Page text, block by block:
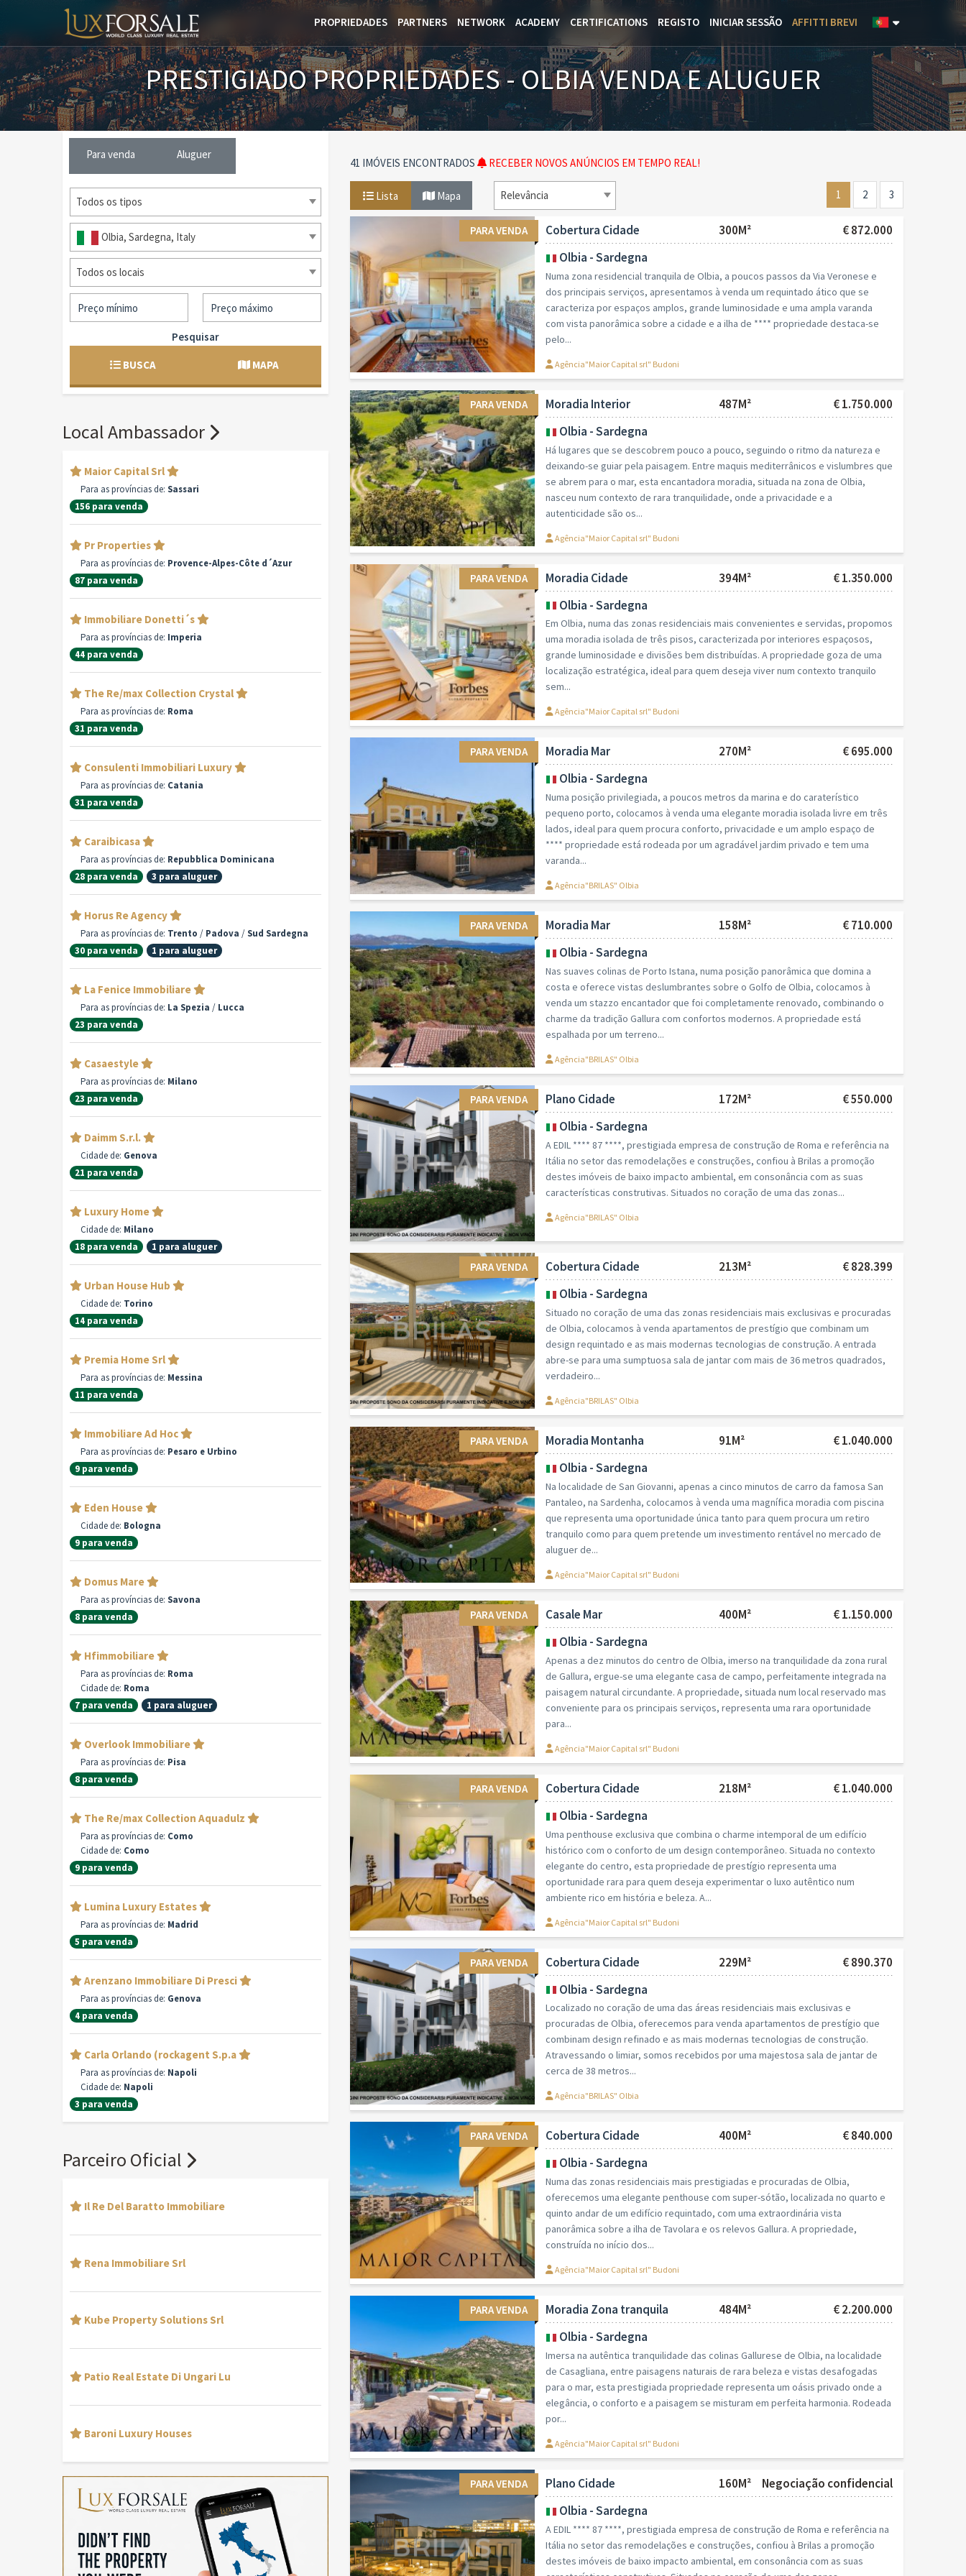
PROPRIEDADES PARTNERS NETWORK ACADEMY CERTIFICATIONS REGISTO INICIAR SESSÃO AFFITTI BREVI
PRESTIGIADO PROPRIEDADES - OLBIA VENDA E ALUGUER
41 IMÓVEIS ENCONTRADOS RECEBER NOVOS ANÚNCIOS EM TEMPO REAL!
Lista Mapa Relevância 1 2 3
PARA VENDA Cobertura Cidade 300M²
€ 872.000
Olbia - Sardegna
Numa zona residencial tranquila de Olbia, a poucos passos da Via Veronese e
dos principais serviços, apresentamos à venda um requintado ático que se
caracteriza por espaços amplos, grande luminosidade e uma ampla varanda
com vista panorâmica sobre a cidade e a ilha de **** propriedade destaca-se
pelo...
Agência"Maior Capital srl" Budoni
PARA VENDA Moradia Interior 487M²
€ 1.750.000
Olbia - Sardegna
Há lugares que se descobrem pouco a pouco, seguindo o ritmo da natureza e
deixando-se guiar pela paisagem. Entre maquis mediterrânicos e vislumbres que
se abrem para o mar, esta encantadora moradia, situada na zona de Olbia,
nasceu num contexto de rara tranquilidade, onde a privacidade e a
autenticidade são os...
Agência"Maior Capital srl" Budoni
PARA VENDA Moradia Cidade 394M²
€ 1.350.000
Olbia - Sardegna
Em Olbia, numa das zonas residenciais mais convenientes e servidas, propomos
uma moradia isolada de três pisos, caracterizada por interiores espaçosos,
grande luminosidade e divisões bem distribuídas. A propriedade goza de uma
localização estratégica, ideal para quem deseja viver num contexto tranquilo
sem...
Agência"Maior Capital srl" Budoni
PARA VENDA Moradia Mar 270M²
€ 695.000
Olbia - Sardegna
Numa posição privilegiada, a poucos metros da marina e do caraterístico
pequeno porto, colocamos à venda uma elegante moradia isolada livre em três
lados, ideal para quem procura conforto, privacidade e um amplo espaço de
**** propriedade está rodeada por um agradável jardim privado e tem uma
varanda...
Agência"BRILAS" Olbia
PARA VENDA Moradia Mar 158M²
€ 710.000
Olbia - Sardegna
Nas suaves colinas de Porto Istana, numa posição panorâmica que domina a
costa e oferece vistas deslumbrantes sobre o Golfo de Olbia, colocamos à
venda um stazzo encantador que foi completamente renovado, combinando o
charme da tradição Gallura com confortos modernos. A propriedade está
espalhada por um terreno...
Agência"BRILAS" Olbia
PARA VENDA Plano Cidade 172M²
€ 550.000
Olbia - Sardegna
A EDIL **** 87 ****, prestigiada empresa de construção de Roma e referência na
Itália no setor das remodelações e construções, confiou à Brilas a promoção
destes imóveis de baixo impacto ambiental, em consonância com as suas
características construtivas. Situados no coração de uma das zonas...
Agência"BRILAS" Olbia
PARA VENDA Cobertura Cidade 213M²
€ 828.399
Olbia - Sardegna
Situado no coração de uma das zonas residenciais mais exclusivas e procuradas
de Olbia, colocamos à venda apartamentos de prestígio que combinam um
design requintado e as mais modernas tecnologias de construção. A entrada
abre-se para uma sumptuosa sala de jantar com mais de 36 metros quadrados,
verdadeiro...
Agência"BRILAS" Olbia
PARA VENDA Moradia Montanha 91M²
€ 1.040.000
Olbia - Sardegna
Na localidade de San Giovanni, apenas a cinco minutos de carro da famosa San
Pantaleo, na Sardenha, colocamos à venda uma magnífica moradia com piscina
que representa uma oportunidade única tanto para quem procura um retiro
tranquilo como para quem pretende um investimento rentável no mercado de
aluguer de...
Agência"Maior Capital srl" Budoni
PARA VENDA Casale Mar 400M²
€ 1.150.000
Olbia - Sardegna
Apenas a dez minutos do centro de Olbia, imerso na tranquilidade da zona rural
de Gallura, ergue-se uma elegante casa de campo, perfeitamente integrada na
paisagem natural circundante. A propriedade, situada num local reservado mas
conveniente para os principais serviços, representa uma rara oportunidade
para...
Agência"Maior Capital srl" Budoni
PARA VENDA Cobertura Cidade 218M²
€ 1.040.000
Olbia - Sardegna
Uma penthouse exclusiva que combina o charme intemporal de um edifício
histórico com o conforto de um design contemporâneo. Situada no contexto
elegante do centro, esta propriedade de prestígio representa uma
oportunidade rara para quem deseja experimentar o luxo autêntico num
ambiente rico em história e beleza. A...
Agência"Maior Capital srl" Budoni
PARA VENDA Cobertura Cidade 229M²
€ 890.370
Olbia - Sardegna
Localizado no coração de uma das áreas residenciais mais exclusivas e
procuradas de Olbia, oferecemos para venda apartamentos de prestígio que
combinam design refinado e as mais modernas tecnologias de construção.
Atravessando o limiar, somos recebidos por uma majestosa sala de jantar de
cerca de 38 metros...
Agência"BRILAS" Olbia
PARA VENDA Cobertura Cidade 400M²
€ 840.000
Olbia - Sardegna
Numa das zonas residenciais mais prestigiadas e procuradas de Olbia,
oferecemos uma elegante penthouse com super-sótão, localizada no quarto e
quinto andar de um edifício requintado, com uma extraordinária vista
panorâmica sobre a ilha de Tavolara e os relevos Gallura. A propriedade,
construída no início dos...
Agência"Maior Capital srl" Budoni
PARA VENDA Moradia Zona tranquila 484M²
€ 2.200.000
Olbia - Sardegna
Imersa na autêntica tranquilidade das colinas Gallurese de Olbia, na localidade
de Casagliana, entre paisagens naturais de rara beleza e vistas desafogadas
para o mar, esta prestigiada propriedade representa um oásis privado onde a
elegância, o conforto e a paisagem se misturam em perfeita harmonia. Rodeada
por...
Agência"Maior Capital srl" Budoni
PARA VENDA Plano Cidade 160M²
Negociação confidencial
Olbia - Sardegna
A EDIL **** 87 ****, prestigiada empresa de construção de Roma e referência na
Itália no setor das remodelações e construções, confiou à Brilas a promoção
destes imóveis de baixo impacto ambiental, em consonância com as suas
Para venda Aluguer
Todos os tipos
Olbia, Sardegna, Italy
Todos os locais
Pesquisar
BUSCA MAPA
Local Ambassador
Maior Capital Srl
Para as províncias de: Sassari
156 para venda
Pr Properties
Para as províncias de: Provence-Alpes-Côte d´Azur
87 para venda
Immobiliare Donetti´s
Para as províncias de: Imperia
44 para venda
The Re/max Collection Crystal
Para as províncias de: Roma
31 para venda
Consulenti Immobiliari Luxury
Para as províncias de: Catania
31 para venda
Caraibicasa
Para as províncias de: Repubblica Dominicana
28 para venda
3 para aluguer
Horus Re Agency
Para as províncias de: Trento / Padova / Sud Sardegna
30 para venda
1 para aluguer
La Fenice Immobiliare
Para as províncias de: La Spezia / Lucca
23 para venda
Casaestyle
Para as províncias de: Milano
23 para venda
Daimm S.r.l.
Cidade de: Genova
21 para venda
Luxury Home
Cidade de: Milano
18 para venda
1 para aluguer
Urban House Hub
Cidade de: Torino
14 para venda
Premia Home Srl
Para as províncias de: Messina
11 para venda
Immobiliare Ad Hoc
Para as províncias de: Pesaro e Urbino
9 para venda
Eden House
Cidade de: Bologna
9 para venda
Domus Mare
Para as províncias de: Savona
8 para venda
Hfimmobiliare
Para as províncias de: Roma
Cidade de: Roma
7 para venda
1 para aluguer
Overlook Immobiliare
Para as províncias de: Pisa
8 para venda
The Re/max Collection Aquadulz
Para as províncias de: Como
Cidade de: Como
9 para venda
Lumina Luxury Estates
Para as províncias de: Madrid
5 para venda
Arenzano Immobiliare Di Presci
Para as províncias de: Genova
4 para venda
Carla Orlando (rockagent S.p.a
Para as províncias de: Napoli
Cidade de: Napoli
3 para venda
Parceiro Oficial
Il Re Del Baratto Immobiliare
Rena Immobiliare Srl
Kube Property Solutions Srl
Patio Real Estate Di Ungari Lu
Baroni Luxury Houses